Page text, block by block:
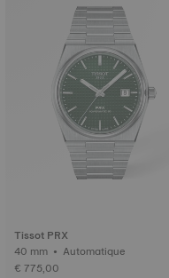
Tissot PRX
40 mm • Automatique
€ 775,00